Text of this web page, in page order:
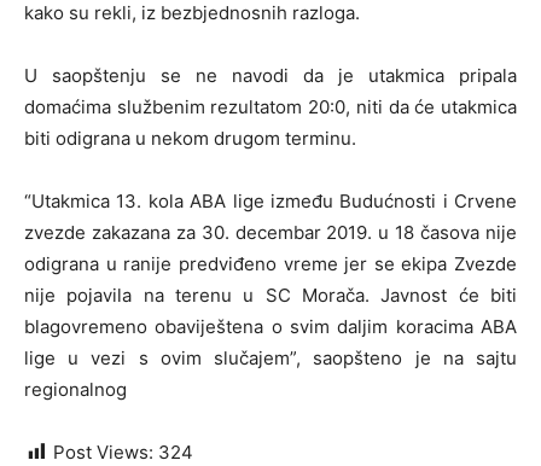
kako su rekli, iz bezbjednosnih razloga.
U saopštenju se ne navodi da je utakmica pripala
domaćima službenim rezultatom 20:0, niti da će utakmica
biti odigrana u nekom drugom terminu.
“Utakmica 13. kola ABA lige između Budućnosti i Crvene
zvezde zakazana za 30. decembar 2019. u 18 časova nije
odigrana u ranije predviđeno vreme jer se ekipa Zvezde
nije pojavila na terenu u SC Morača. Javnost će biti
blagovremeno obaviještena o svim daljim koracima ABA
lige u vezi s ovim slučajem”, saopšteno je na sajtu
regionalnog
Post Views: 324